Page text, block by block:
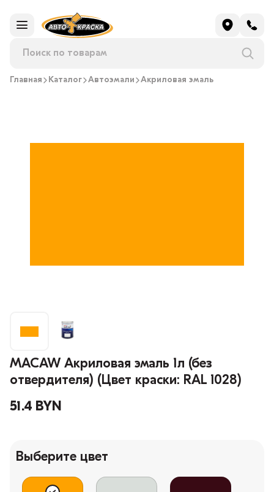
Главная Каталог Автоэмали Акриловая эмаль
MACAW Акриловая эмаль 1л (без
отвердителя) (Цвет краски: RAL 1028)
51.4 BYN
Выберите цвет